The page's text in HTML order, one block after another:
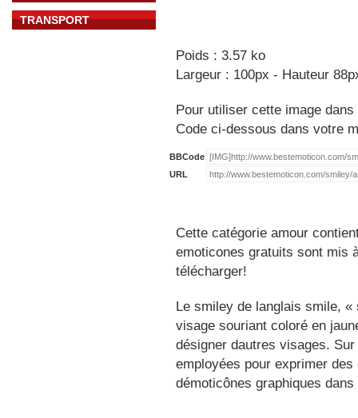
TRANSPORT
Poids : 3.57 ko
Largeur : 100px - Hauteur
Pour utiliser cette image
Code ci-dessous dans votre
BBCode
URL
Cette catégorie amour
emoticones gratuits sont mis
télécharger!
Le smiley de langlais smile,
visage souriant coloré en
désigner dautres visages.
employées pour exprimer
démoticônes graphiques